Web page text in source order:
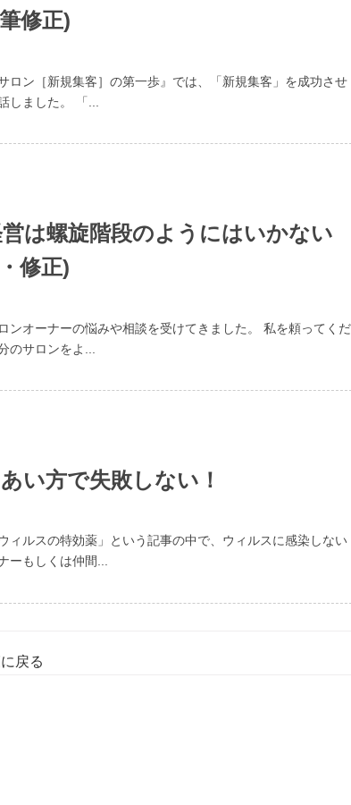
修正)
ロン［新規集客］の第一歩』では、「新規集客」を成功させ
しました。 「...
は螺旋階段のようにはいかない
修正)
ンオーナーの悩みや相談を受けてきました。 私を頼ってくだ
のサロンをよ...
い方で失敗しない！
ィルスの特効薬」という記事の中で、ウィルスに感染しない
ーもしくは仲間...
戻る